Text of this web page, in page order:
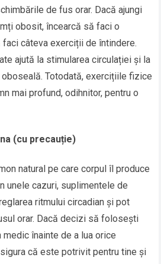
de fus orar. Dacă ajungi
obosit, încearcă să faci o
câteva exerciții de întindere.
ajută la stimularea circulației și la
Totodată, exercițiile fizice
mai profund, odihnitor, pentru o
(cu precauție)
natural pe care corpul îl produce
unele cazuri, suplimentele de
ritmului circadian și pot
orar. Dacă decizi să folosești
înainte de a lua orice
că este potrivit pentru tine și